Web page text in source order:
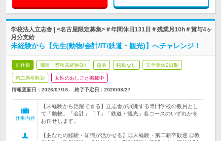
学校法人立志舎 | <名古屋限定募集>＃年間休日131日＃残業月10h＃賞与4ヶ
月分支給
未経験から【先生(動物/会計/IT/鉄道・観光)】へチャレンジ！
正社員 職種・業種未経験OK 急募 転勤なし 完全週休2日制
第二新卒歓迎 女性のおしごと掲載中
情報更新日：2026/07/16 終了予定日： 2026/08/27
仕事内容
【未経験から活躍できる】立志舎が展開する専門学校の教員とし
て「動物」「会計」「IT」「鉄道・観光」各コースのいずれかを
お任せします。
【あなたの経験・知識が活かせる】◎未経験・第二新卒歓迎 ◎教